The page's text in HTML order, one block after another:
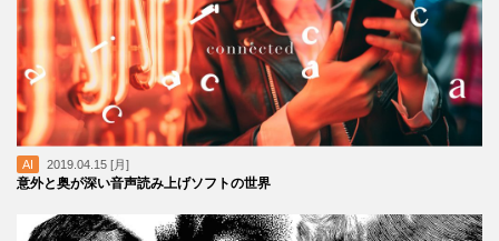
AI 2019.04.15 [月]
意外と奥が深い音声読み上げソフトの世界